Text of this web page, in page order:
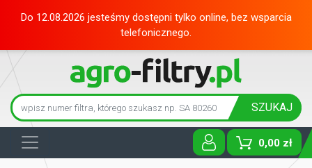
Do 12.08.2026 jesteśmy dostępni tylko online, bez wsparcia
telefonicznego.
SZUKAJ
0,00 zł
Toggle